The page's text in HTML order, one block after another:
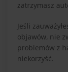
zatrzymasz
Jeśli
objawów, nie
problemów z
niekorzyść.